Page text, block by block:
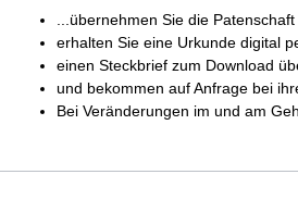
...übernehmen Sie die
erhalten Sie eine Urkunde digital
einen Steckbrief zum Download
und bekommen auf Anfrage bei
Bei Veränderungen im und am